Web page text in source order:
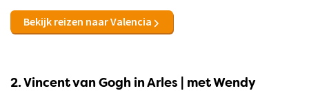
Bekijk reizen naar Valencia
2. Vincent van Gogh in Arles | met Wendy